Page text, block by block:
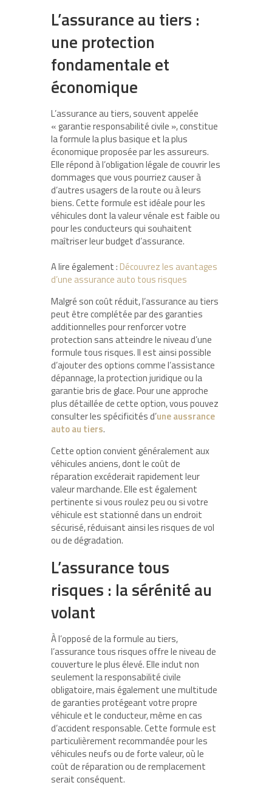
L’assurance au tiers :
une protection
fondamentale et
économique
L’assurance au tiers, souvent appelée
« garantie responsabilité civile », constitue
la formule la plus basique et la plus
économique proposée par les assureurs.
Elle répond à l’obligation légale de couvrir les
dommages que vous pourriez causer à
d’autres usagers de la route ou à leurs
biens. Cette formule est idéale pour les
véhicules dont la valeur vénale est faible ou
pour les conducteurs qui souhaitent
maîtriser leur budget d’assurance.
A lire également : Découvrez les avantages
d’une assurance auto tous risques
Malgré son coût réduit, l’assurance au tiers
peut être complétée par des garanties
additionnelles pour renforcer votre
protection sans atteindre le niveau d’une
formule tous risques. Il est ainsi possible
d’ajouter des options comme l’assistance
dépannage, la protection juridique ou la
garantie bris de glace. Pour une approche
plus détaillée de cette option, vous pouvez
consulter les spécificités d’une aussrance
auto au tiers.
Cette option convient généralement aux
véhicules anciens, dont le coût de
réparation excéderait rapidement leur
valeur marchande. Elle est également
pertinente si vous roulez peu ou si votre
véhicule est stationné dans un endroit
sécurisé, réduisant ainsi les risques de vol
ou de dégradation.
L’assurance tous
risques : la sérénité au
volant
À l’opposé de la formule au tiers,
l’assurance tous risques offre le niveau de
couverture le plus élevé. Elle inclut non
seulement la responsabilité civile
obligatoire, mais également une multitude
de garanties protégeant votre propre
véhicule et le conducteur, même en cas
d’accident responsable. Cette formule est
particulièrement recommandée pour les
véhicules neufs ou de forte valeur, où le
coût de réparation ou de remplacement
serait conséquent.